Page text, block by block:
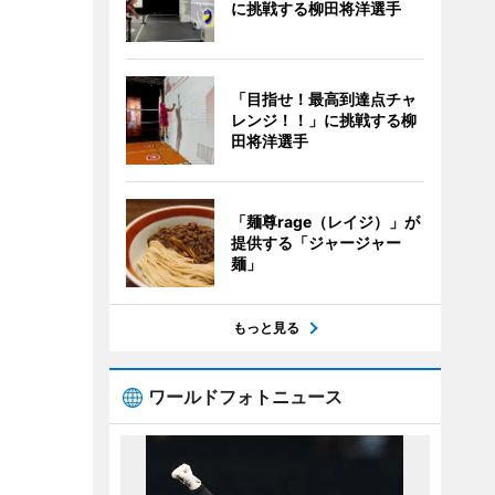
に挑戦する柳田将洋選手
「目指せ！最高到達点チャ
レンジ！！」に挑戦する柳
田将洋選手
「麺尊rage（レイジ）」が
提供する「ジャージャー
麺」
もっと見る
ワールドフォトニュース